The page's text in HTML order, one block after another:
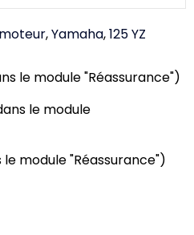
,Yamaha,125 YZ
le module "Réassurance")
le module
module "Réassurance")